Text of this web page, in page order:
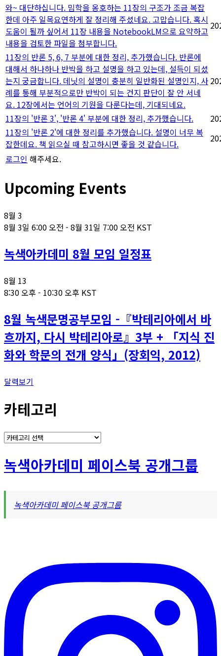
와~ 대단하십니다. 밈학을 옹호하는 11장의 구조가 조금 복잡
한데 아주 일목요연하게 잘 정리해 주셨네요. 고맙습니다. 혹시
도움이 될까 싶어서 11장 내용을 NotebookLM으로 요약하고
내용을 검토한 파일을 첨부합니다.
11장의 반론 5, 6, 7 부분에 대한 정리, 추가했습니다. 반론에
대해서 하나하나 반박을 하고 설명을 하고 있는데, 설득이 되셨
는지 궁금합니다. 데닛의 설명이 충분히 일반화된 설명인지, 사
례를 통해 부분적으로만 반박이 되는 건지 판단이 잘 안 서네
요. 12장에서는 언어의 기원을 다룬다는데, 기대되네요.
11장의 '반론 3', '반론 4' 부분에 대한 정리, 추가했습니다.
11장의 '반론 2'에 대한 정리를 추가했습니다. 설명이 너무 복
잡한데요. 책 읽으실 때 참고하시면 좋을 것 같습니다.
로그인 해주세요.
Upcoming Events
8월 3
8월 3일 6:00 오전 - 8월 31일 7:00 오전 KST
녹색아카데미 8월 모임 일정표
8월 13
8:30 오후 - 10:30 오후 KST
8월 녹색문명공부모임 -『박테리아에서 바
흐까지, 다시 박테리아로』3부 + 「지식 진
화와 학문의 전개 양식」(장회익, 2012)
달력보기
카테고리
카
고
리
녹색아카데미 페이스북 공개그룹
녹색아카데미 페이스북 공개그룹